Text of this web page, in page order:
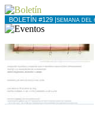
BOLETÍN #129 |SEMANA DEL